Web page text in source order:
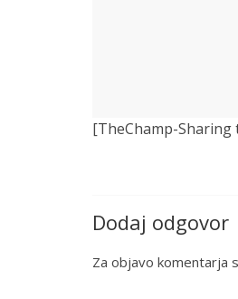
[TheChamp-Sharing
Dodaj odgovor
Za objavo komentarja